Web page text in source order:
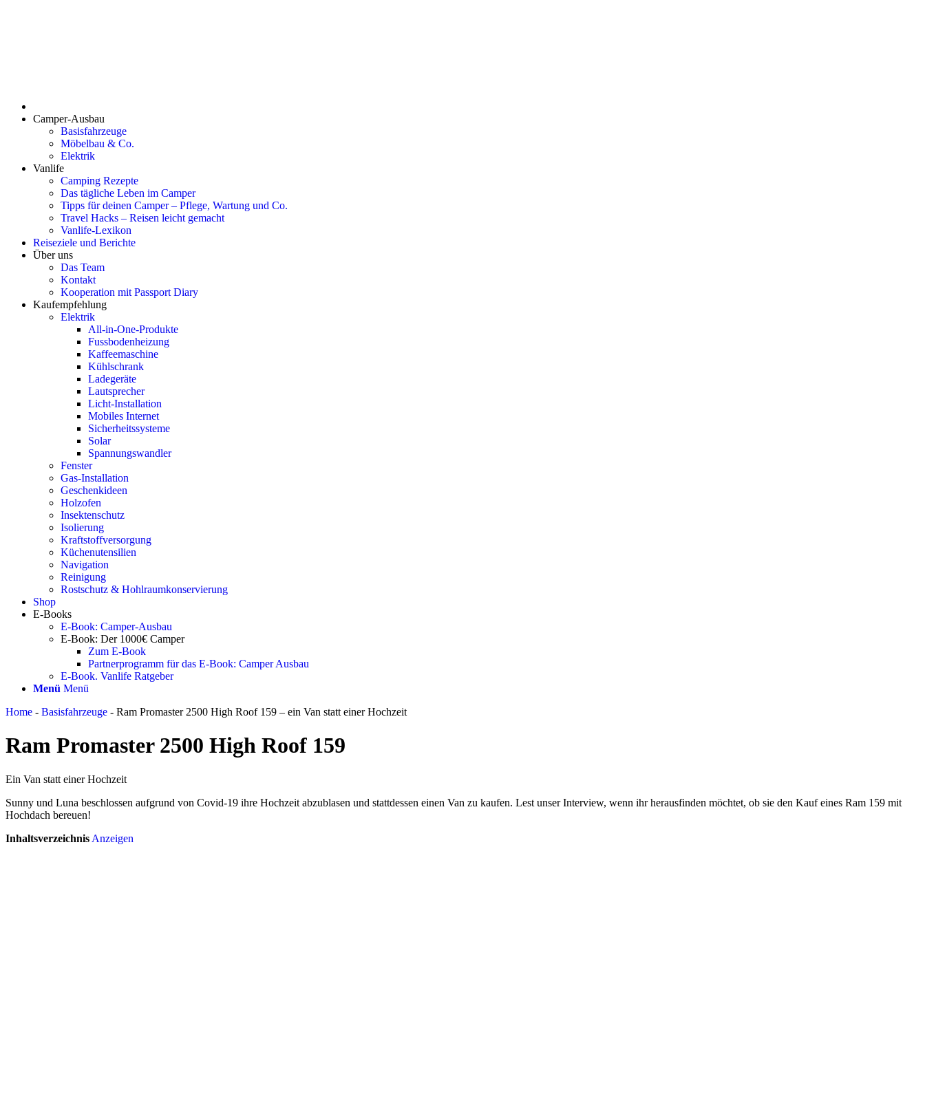
Camper-Ausbau
Basisfahrzeuge
Möbelbau & Co.
Elektrik
Vanlife
Camping Rezepte
Das tägliche Leben im Camper
Tipps für deinen Camper – Pflege, Wartung und Co.
Travel Hacks – Reisen leicht gemacht
Vanlife-Lexikon
Reiseziele und Berichte
Über uns
Das Team
Kontakt
Kooperation mit Passport Diary
Kaufempfehlung
Elektrik
All-in-One-Produkte
Fussbodenheizung
Kaffeemaschine
Kühlschrank
Ladegeräte
Lautsprecher
Licht-Installation
Mobiles Internet
Sicherheitssysteme
Solar
Spannungswandler
Fenster
Gas-Installation
Geschenkideen
Holzofen
Insektenschutz
Isolierung
Kraftstoffversorgung
Küchenutensilien
Navigation
Reinigung
Rostschutz & Hohlraumkonservierung
Shop
E-Books
E-Book: Camper-Ausbau
E-Book: Der 1000€ Camper
Zum E-Book
Partnerprogramm für das E-Book: Camper Ausbau
E-Book. Vanlife Ratgeber
Menü Menü
Home - Basisfahrzeuge - Ram Promaster 2500 High Roof 159 – ein Van statt einer Hochzeit
Ram Promaster 2500 High Roof 159
Ein Van statt einer Hochzeit
Sunny und Luna beschlossen aufgrund von Covid-19 ihre Hochzeit abzublasen und stattdessen einen Van zu kaufen. Lest unser Interview, wenn ihr herausfinden möchtet, ob sie den Kauf eines Ram 159 mit
Hochdach bereuen!
Inhaltsverzeichnis Anzeigen